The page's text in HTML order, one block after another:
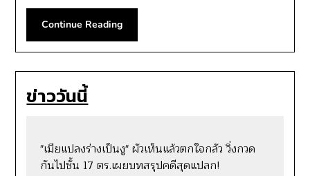
Continue Reading
ข่าววันนี้
"เมียแปลงร่างเป็นงู" ผัวเห็นแล้วตกใจกลัว วิ่งกวด
กันไปชั้น 17 ตร.เผยบทสรุปคดีสุดแปลก!